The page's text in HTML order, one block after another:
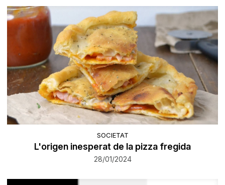
SOCIETAT
L'origen inesperat de la pizza fregida
28/01/2024